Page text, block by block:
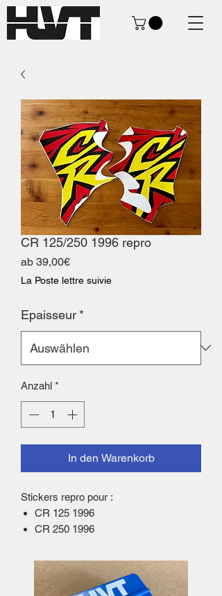
CR 125/250 1996 repro
ab 39,00€Sale-
Preis
La Poste lettre suivie
Epaisseur *
Anzahl *
In den Warenkorb
Stickers repro pour :
CR 125 1996
CR 250 1996